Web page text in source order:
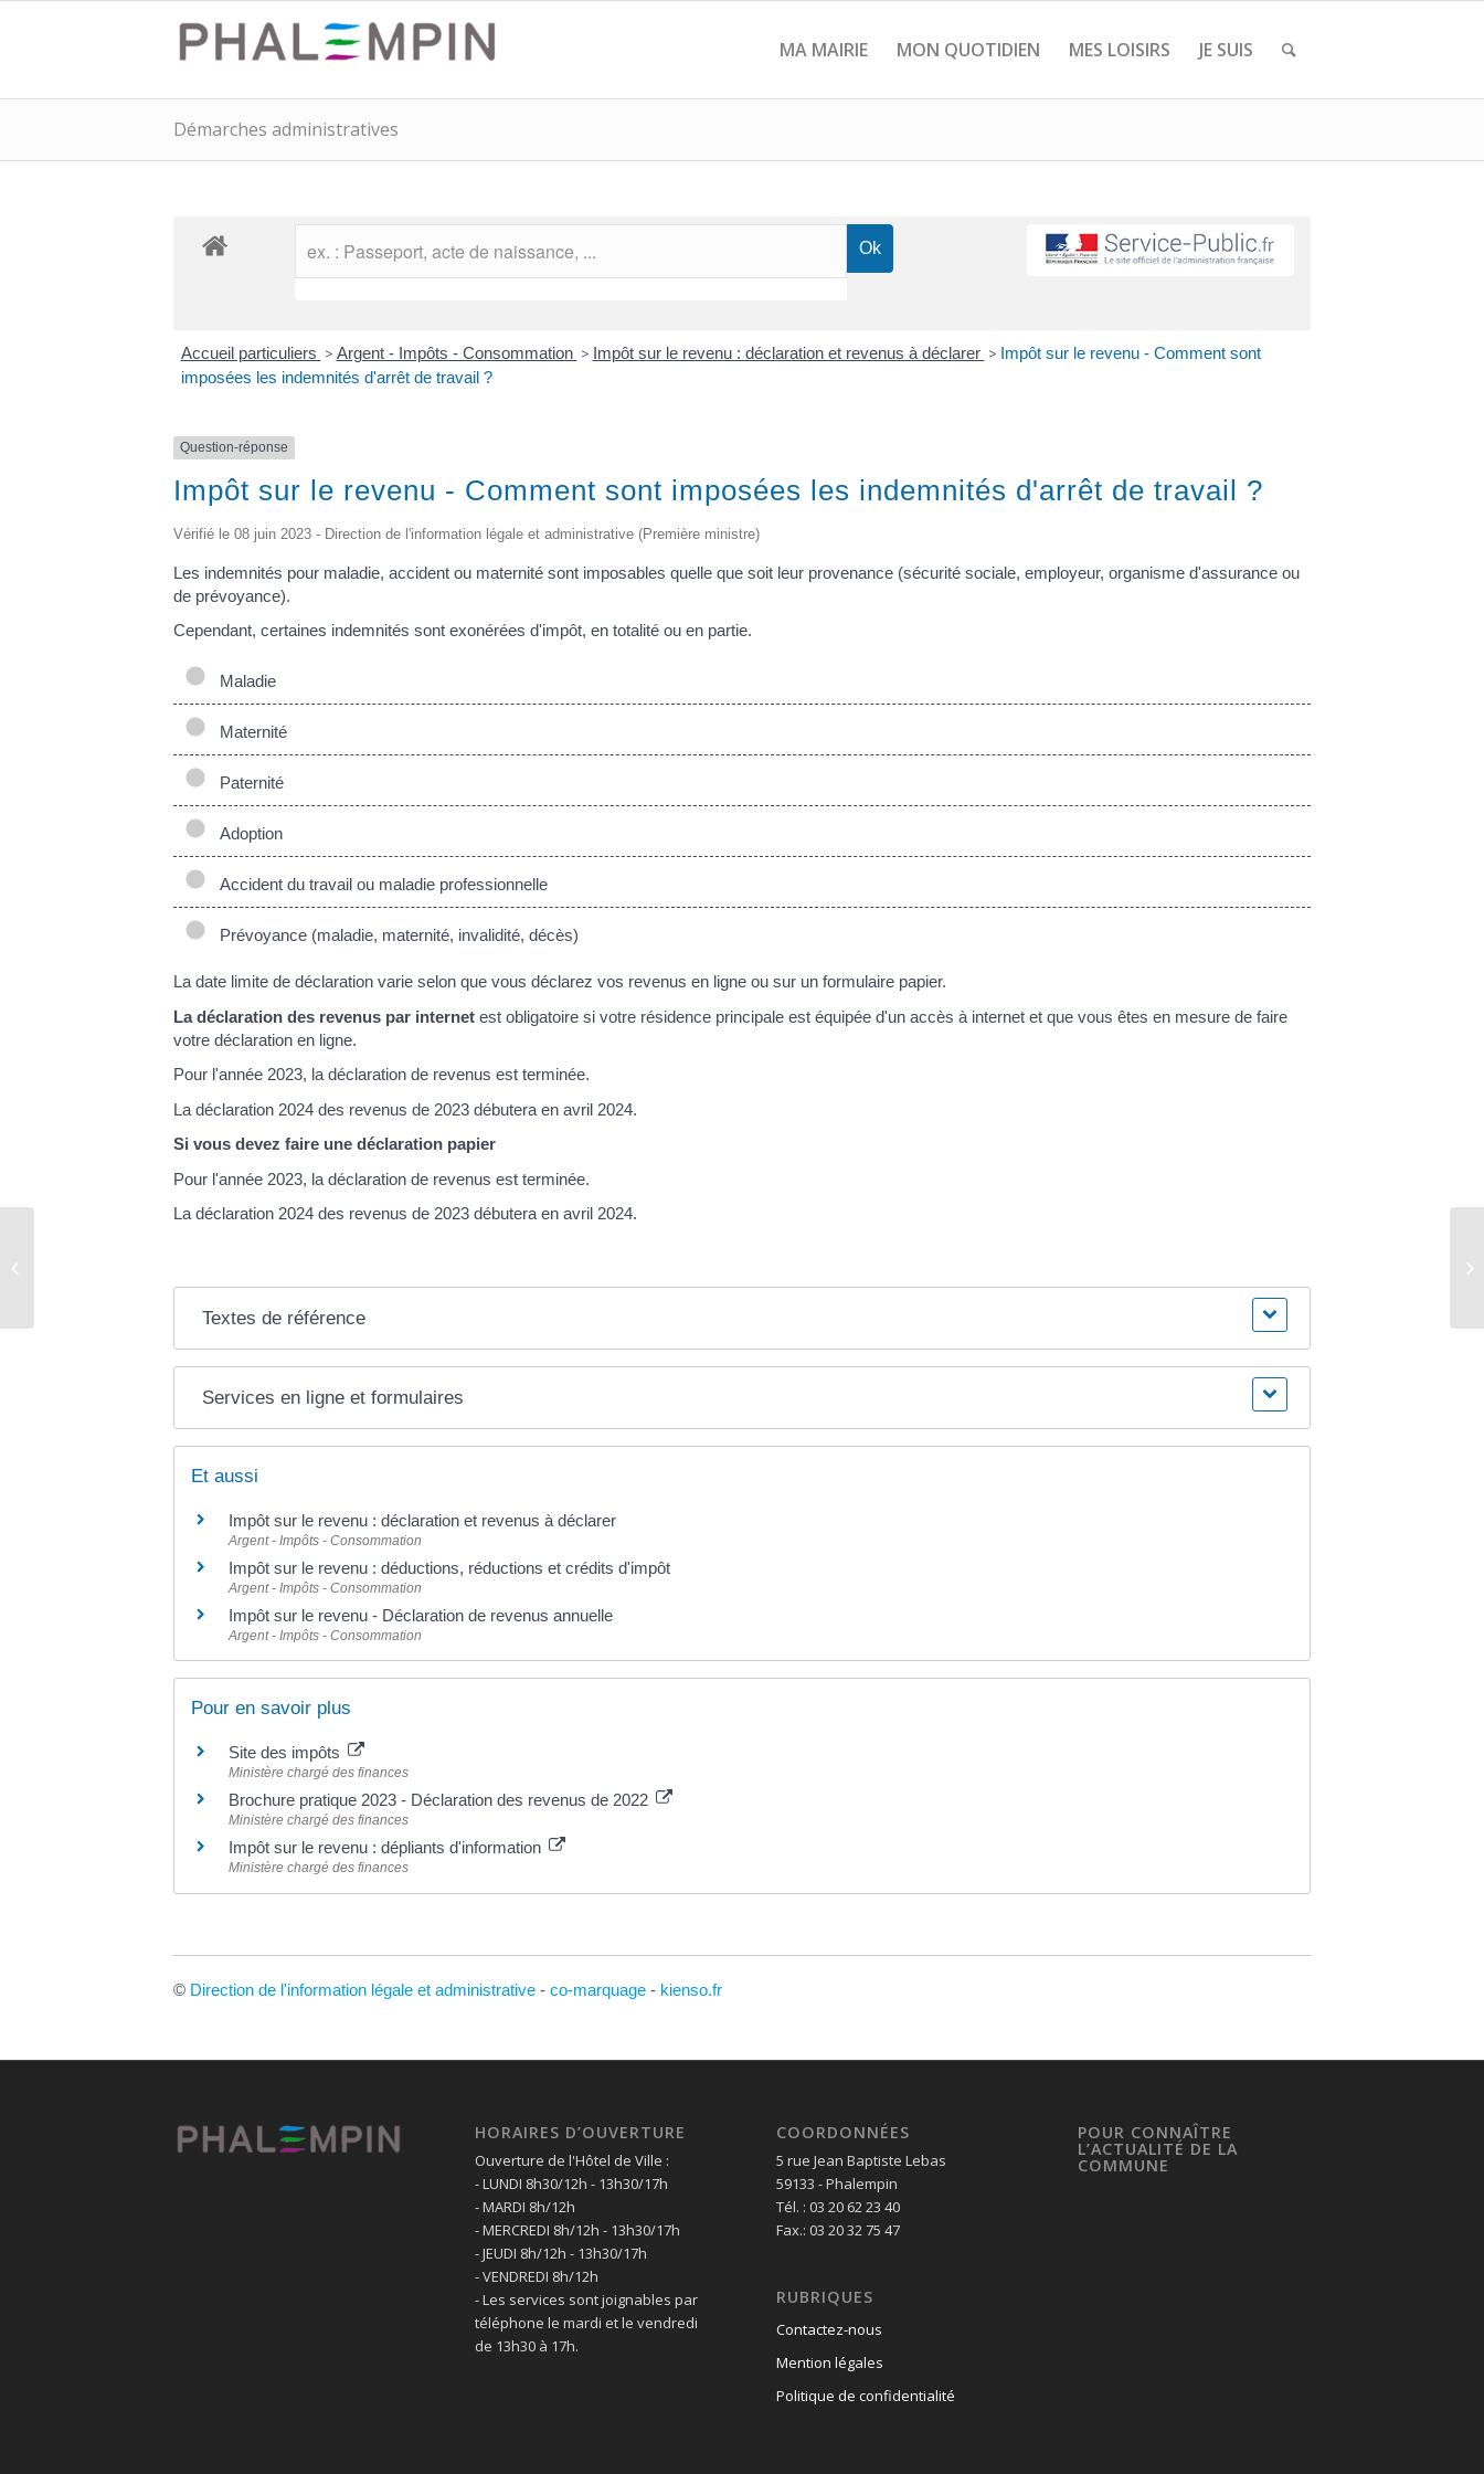
MA MAIRIE MON QUOTIDIEN MES LOISIRS JE SUIS
Démarches administratives
Accueil particuliers > Argent - Impôts - Consommation > Impôt sur le revenu : déclaration et revenus à déclarer > Impôt sur le revenu - Comment sont
imposées les indemnités d'arrêt de travail ?
Question-réponse
Impôt sur le revenu - Comment sont imposées les indemnités d'arrêt de travail ?
Vérifié le 08 juin 2023 - Direction de l'information légale et administrative (Première ministre)
Les indemnités pour maladie, accident ou maternité sont imposables quelle que soit leur provenance (sécurité sociale, employeur, organisme d'assurance ou
de prévoyance).
Cependant, certaines indemnités sont exonérées d'impôt, en totalité ou en partie.
Maladie
Maternité
Paternité
Adoption
Accident du travail ou maladie professionnelle
Prévoyance (maladie, maternité, invalidité, décès)
La date limite de déclaration varie selon que vous déclarez vos revenus en ligne ou sur un formulaire papier.
La déclaration des revenus par internet est obligatoire si votre résidence principale est équipée d'un accès à internet et que vous êtes en mesure de faire
votre déclaration en ligne.
Pour l'année 2023, la déclaration de revenus est terminée.
La déclaration 2024 des revenus de 2023 débutera en avril 2024.
Si vous devez faire une déclaration papier
Pour l'année 2023, la déclaration de revenus est terminée.
La déclaration 2024 des revenus de 2023 débutera en avril 2024.
Textes de référence
Services en ligne et formulaires
Et aussi
Impôt sur le revenu : déclaration et revenus à déclarer
Argent - Impôts - Consommation
Impôt sur le revenu : déductions, réductions et crédits d'impôt
Argent - Impôts - Consommation
Impôt sur le revenu - Déclaration de revenus annuelle
Argent - Impôts - Consommation
Pour en savoir plus
Site des impôts
Ministère chargé des finances
Brochure pratique 2023 - Déclaration des revenus de 2022
Ministère chargé des finances
Impôt sur le revenu : dépliants d'information
Ministère chargé des finances
© Direction de l'information légale et administrative - co-marquage - kienso.fr
HORAIRES D’OUVERTURE
Ouverture de l'Hôtel de Ville :
- LUNDI 8h30/12h - 13h30/17h
- MARDI 8h/12h
- MERCREDI 8h/12h - 13h30/17h
- JEUDI 8h/12h - 13h30/17h
- VENDREDI 8h/12h
- Les services sont joignables par
téléphone le mardi et le vendredi
de 13h30 à 17h.
COORDONNÉES
5 rue Jean Baptiste Lebas
59133 - Phalempin
Tél. : 03 20 62 23 40
Fax.: 03 20 32 75 47
RUBRIQUES
Contactez-nous
Mention légales
Politique de confidentialité
POUR CONNAÎTRE
L’ACTUALITÉ DE LA
COMMUNE